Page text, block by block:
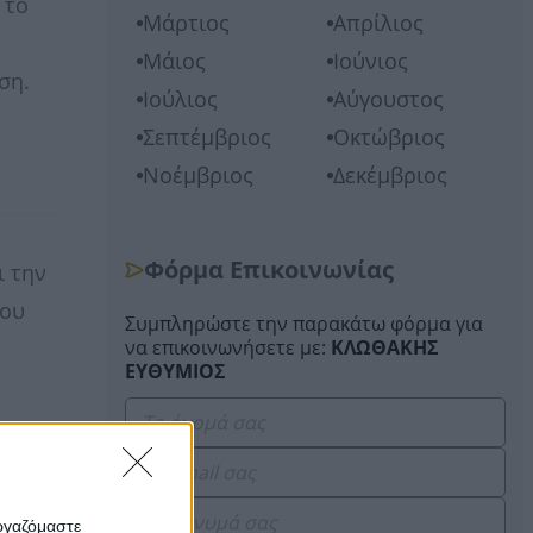
την
Μάρτιος
Απρίλιος
Μάιος
Ιούνιος
Ιούλιος
Αύγουστος
Σεπτέμβριος
Οκτώβριος
Νοέμβριος
Δεκέμβριος
Φόρμα Επικοινωνίας
Συμπληρώστε την παρακάτω φόρμα για
να επικοινωνήσετε με: ΚΛΩΘΑΚΗΣ
ΕΥΘΥΜΙΟΣ